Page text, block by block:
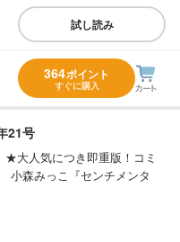
試し読み
364ポイント
すぐに購入
21号
★大人気につき即重版！コミ
小森みっこ『センチメンタ